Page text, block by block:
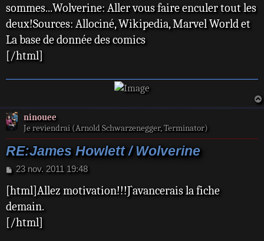
sommes...Wolverine: Aller vous faire enculer tout les
deux!Sources: Allociné, Wikipedia, Marvel World et
La base de donnée des comics
[/html]
ninouee
Je reviendrai (Arnold Schwarzenegger, Terminator)
RE:James Howlett / Wolverine
M
s
a
g
23 nov. 2011 19:48
[html]Allez motivation!!!J`avancerais la fiche
demain.
[/html]